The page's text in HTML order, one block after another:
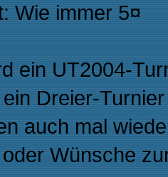
Wie immer 5¤
ein UT2004-
Dreier-
auch mal
Wünsche